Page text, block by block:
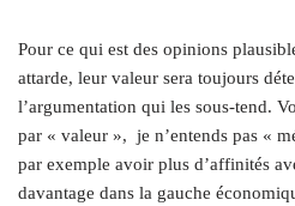
Pour ce qui est des opinions
attarde, leur valeur sera toujours
l’argumentation qui les sous-tend.
par « valeur », je n’entends pas «
par exemple avoir plus d’affinités
davantage dans la gauche